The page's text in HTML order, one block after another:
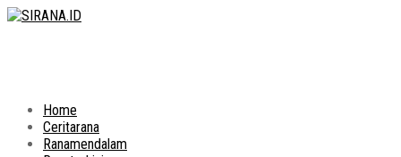
Home
Ceritarana
Ranamendalam